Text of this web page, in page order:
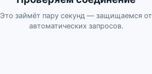
Это займёт пару секунд — защищаемся от
автоматических запросов.